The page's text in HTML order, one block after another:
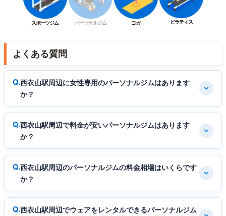
スポーツジム パーソナルジム ヨガ ピラティス
よくある質問
西衣山駅周辺に女性専用のパーソナルジムはあります
か？
西衣山駅周辺で料金が安いパーソナルジムはあります
か？
西衣山駅周辺のパーソナルジムの料金相場はいくらです
か？
西衣山駅周辺でウェアをレンタルできるパーソナルジム